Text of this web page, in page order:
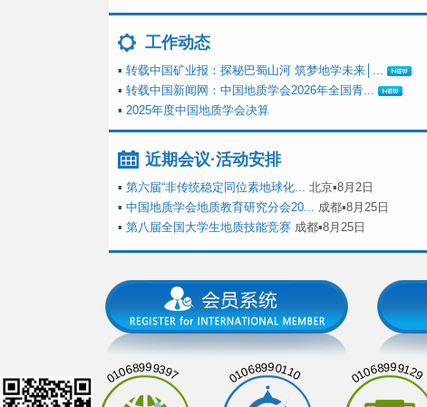
工作动态
▪ 转载中国矿业报：探秘巴蜀山河 筑梦地学未来│...
▪ 转载中国新闻网：中国地质学会2026年全国青...
▪ 2025年度中国地质学会决算
近期会议·活动安排
▪ 第六届“非传统稳定同位素地球化... 北京▪8月2日
▪ 中国地质学会地质教育研究分会20... 成都▪8月25日
▪ 第八届全国大学生地质技能竞赛 成都▪8月25日
01068999397 01068990110 01068999129